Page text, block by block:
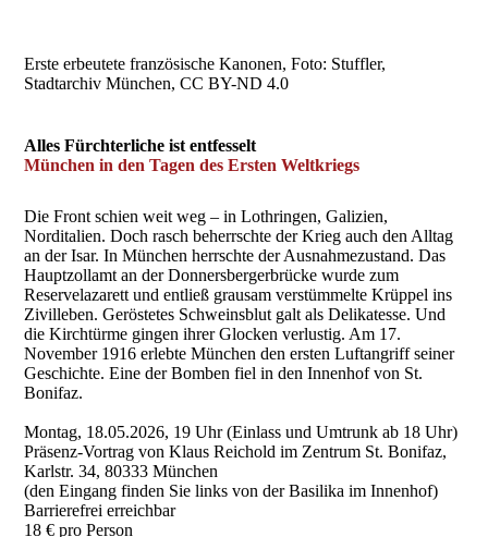
Erste erbeutete französische Kanonen, Foto: Stuffler,
Stadtarchiv München, CC BY-ND 4.0
Alles Fürchterliche ist entfesselt
München in den Tagen des Ersten Weltkriegs
Die Front schien weit weg – in Lothringen, Galizien,
Norditalien. Doch rasch beherrschte der Krieg auch den Alltag
an der Isar. In München herrschte der Ausnahmezustand. Das
Hauptzollamt an der Donnersbergerbrücke wurde zum
Reservelazarett und entließ grausam verstümmelte Krüppel ins
Zivilleben. Geröstetes Schweinsblut galt als Delikatesse. Und
die Kirchtürme gingen ihrer Glocken verlustig. Am 17.
November 1916 erlebte München den ersten Luftangriff seiner
Geschichte. Eine der Bomben fiel in den Innenhof von St.
Bonifaz.
Montag, 18.05.2026, 19 Uhr (Einlass und Umtrunk ab 18 Uhr)
Präsenz-Vortrag von Klaus Reichold im Zentrum St. Bonifaz,
Karlstr. 34, 80333 München
(den Eingang finden Sie links von der Basilika im Innenhof)
Barrierefrei erreichbar
18 € pro Person